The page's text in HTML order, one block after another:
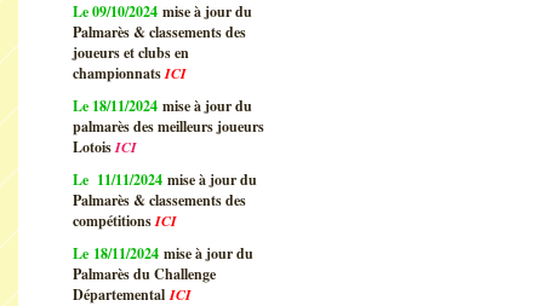
Le 09/10/2024 mise à jour du
Palmarès & classements des
joueurs et clubs en
championnatsICI
Le 18/11/2024 mise à jour du
palmarès des meilleurs joueurs
LotoisICI
Le 11/11/2024 mise à jour du
Palmarès & classements des
compétitionsICI
Le 18/11/2024 mise à jour du
Palmarès du Challenge
DépartementalICI